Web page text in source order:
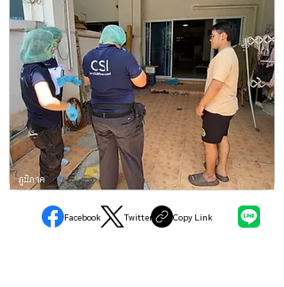
ภูมิภาค
Facebook Twitter Copy Link